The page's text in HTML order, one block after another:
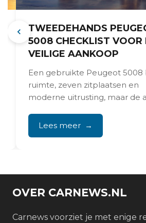
TWEEDEHANDS
5008 CHECKLIST VOOR
VEILIGE AANKOOP
Een gebruikte Peugeot 5008
ruimte, zeven zitplaatsen en
moderne uitrusting, maar de
Lees meer
OVER CARNEWS.NL
Carnews voorziet je met enige